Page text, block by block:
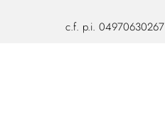
c.f. p.i. 04970630267